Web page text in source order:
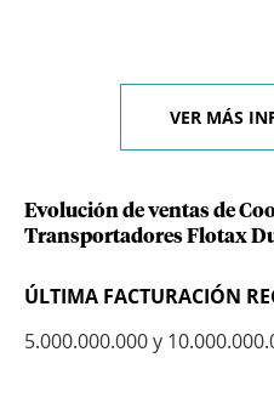
VER MÁS
Evolución de ventas de
Transportadores Flotax
ÚLTIMA FACTURACIÓN
5.000.000.000 y